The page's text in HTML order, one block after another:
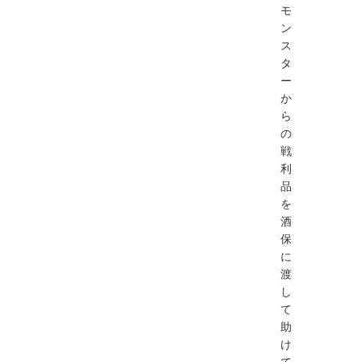
モ
ン
ス
タ
ー
か
ら
の
戦
利
品
を
酒
保
に
渡
し
て
助
け